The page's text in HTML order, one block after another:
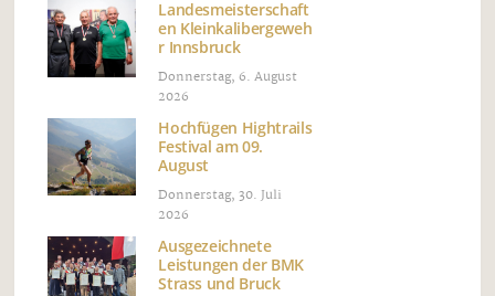
Landesmeisterschaft
en Kleinkalibergeweh
r Innsbruck
Donnerstag, 6. August
2026
Hochfügen Hightrails
Festival am 09.
August
Donnerstag, 30. Juli
2026
Ausgezeichnete
Leistungen der BMK
Strass und Bruck